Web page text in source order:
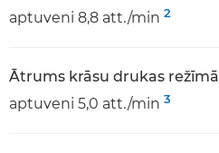
aptuveni 8,8 att./min 2
Ātrums krāsu drukas režīmā
aptuveni 5,0 att./min 3